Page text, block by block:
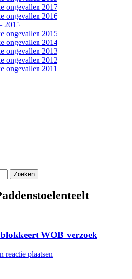
ongevallen 2017
ongevallen 2016
2015
ongevallen 2015
ongevallen 2014
ongevallen 2013
ongevallen 2012
ongevallen 2011
Gebruik
de
pijltjes
op
een
resultaat
WOB-verzoek
reactie plaatsen